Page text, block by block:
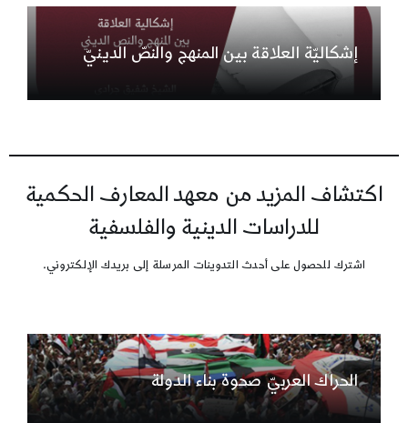
إشكاليّة العلاقة بين المنهج والنصّ الدينيّ
اكتشاف المزيد من معهد المعارف الحكمية
للدراسات الدينية والفلسفية
اشترك للحصول على أحدث التدوينات المرسلة إلى بريدك الإلكتروني.
الحراك العربيّ صحوة بناء الدولة